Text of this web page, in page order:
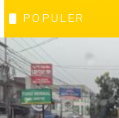
POPULER